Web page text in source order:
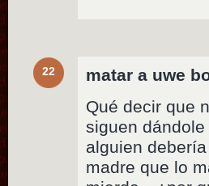
22 matar a uwe
Qué decir que
siguen
alguien
madre que lo